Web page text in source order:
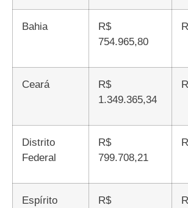
Bahia
R$
754.965,80
Ceará
R$
1.349.365,34
Distrito
Federal
R$
799.708,21
Espírito
R$